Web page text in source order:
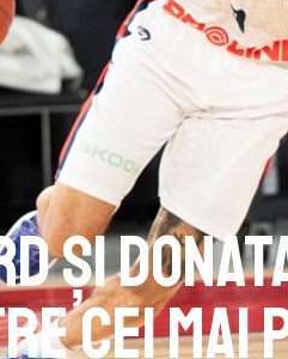
și
cei